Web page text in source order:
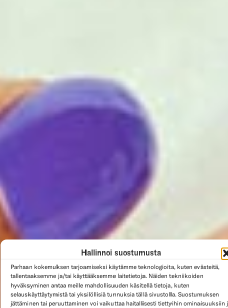
Hallinnoi suostumusta
Parhaan kokemuksen tarjoamiseksi käytämme teknologioita, kuten evästeitä,
tallentaaksemme ja/tai käyttääksemme laitetietoja. Näiden tekniikoiden
hyväksyminen antaa meille mahdollisuuden käsitellä tietoja, kuten
selauskäyttäytymistä tai yksilöllisiä tunnuksia tällä sivustolla. Suostumuksen
jättäminen tai peruuttaminen voi vaikuttaa haitallisesti tiettyihin ominaisuuksiin